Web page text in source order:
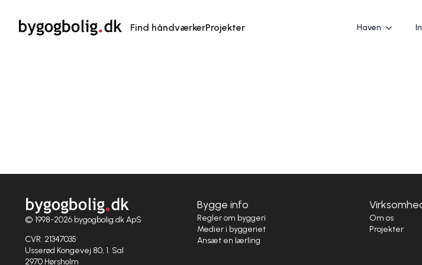
Find håndværkerProjekter Haven
© 1998-2026 bygogbolig.dk ApS
CVR: 21347035
Usserød Kongevej 80, 1. Sal
2970 Hørsholm
Bygge info
Regler om byggeri
Medier i byggeriet
Ansæt en lærling
Om os
Projekter